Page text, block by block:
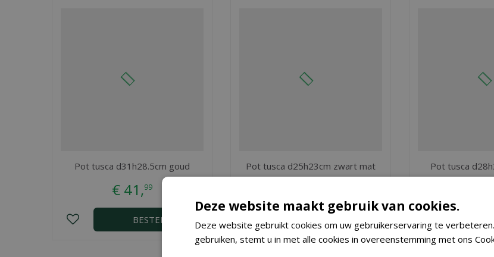
Pot tusca d31h28.5cm goud
€ 41 ,99
BESTEL
Pot tusca d25h23cm zwart mat Pot tusca
Deze website maakt gebruik van cookies.
Deze website gebruikt cookies om uw gebruikerservaring te
gebruiken, stemt u in met alle cookies in overeenstemming met ons